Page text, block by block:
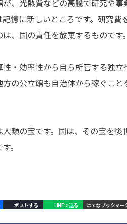
、光熱費などの高騰で研究や事
憶に新しいところです。研究費
、国の責任を放棄するものです。
・効率性から自ら所管する独立
の公立館も自治体から稼ぐこ
類の宝です。国は、その宝を後
。
ポストする LINEで送る はてなブックマー